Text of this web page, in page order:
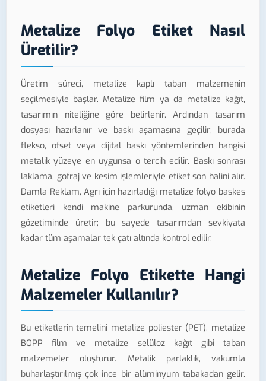
Metalize Folyo Etiket Nasıl
Üretilir?
Üretim süreci, metalize kaplı taban malzemenin
seçilmesiyle başlar. Metalize film ya da metalize kağıt,
tasarımın niteliğine göre belirlenir. Ardından tasarım
dosyası hazırlanır ve baskı aşamasına geçilir; burada
flekso, ofset veya dijital baskı yöntemlerinden hangisi
metalik yüzeye en uygunsa o tercih edilir. Baskı sonrası
laklama, gofraj ve kesim işlemleriyle etiket son halini alır.
Damla Reklam, Ağrı için hazırladığı metalize folyo baskes
etiketleri kendi makine parkurunda, uzman ekibinin
gözetiminde üretir; bu sayede tasarımdan sevkiyata
kadar tüm aşamalar tek çatı altında kontrol edilir.
Metalize Folyo Etikette Hangi
Malzemeler Kullanılır?
Bu etiketlerin temelini metalize poliester (PET), metalize
BOPP film ve metalize selüloz kağıt gibi taban
malzemeler oluşturur. Metalik parlaklık, vakumla
buharlaştırılmış çok ince bir alüminyum tabakadan gelir.